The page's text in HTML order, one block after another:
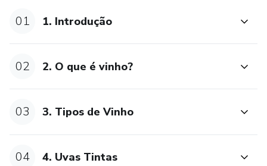
01 1. Introdução
02 2. O que é vinho?
03 3. Tipos de Vinho
04 4. Uvas Tintas